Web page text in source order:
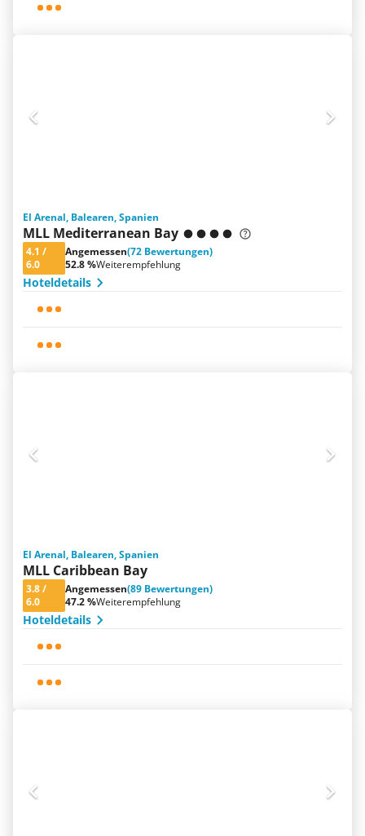
El Arenal, Balearen, Spanien
MLL Mediterranean Bay
4.1 /
6.0
Angemessen(72 Bewertungen)
52.8 %Weiterempfehlung
Hoteldetails
El Arenal, Balearen, Spanien
MLL Caribbean Bay
3.8/
6.0
Angemessen(89 Bewertungen)
47.2 %Weiterempfehlung
Hoteldetails